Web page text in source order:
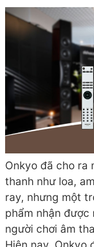
Onkyo đã cho ra
thanh như loa,
ray, nhưng một
phẩm nhận được
người chơi âm